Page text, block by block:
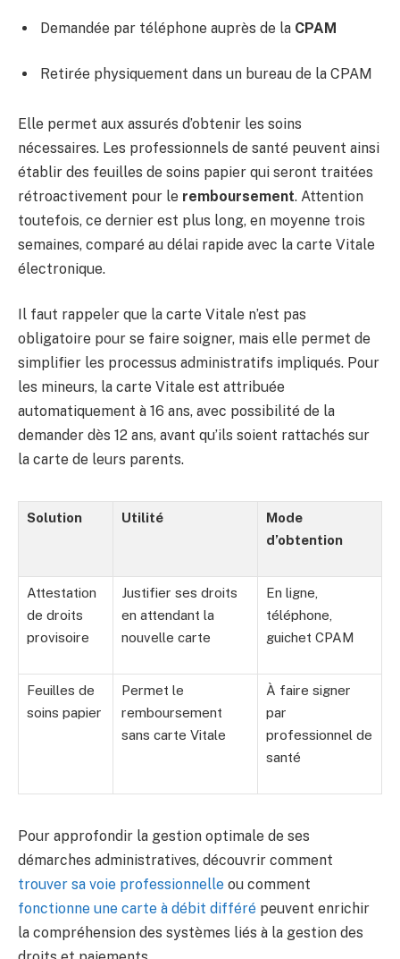
Demandée par téléphone auprès de la CPAM
Retirée physiquement dans un bureau de la CPAM
Elle permet aux assurés d’obtenir les soins
nécessaires. Les professionnels de santé peuvent ainsi
établir des feuilles de soins papier qui seront traitées
rétroactivement pour le remboursement. Attention
toutefois, ce dernier est plus long, en moyenne trois
semaines, comparé au délai rapide avec la carte Vitale
électronique.
Il faut rappeler que la carte Vitale n’est pas
obligatoire pour se faire soigner, mais elle permet de
simplifier les processus administratifs impliqués. Pour
les mineurs, la carte Vitale est attribuée
automatiquement à 16 ans, avec possibilité de la
demander dès 12 ans, avant qu’ils soient rattachés sur
la carte de leurs parents.
Solution Utilité
Mode
d’obtention
Attestation
de droits
provisoire
Justifier ses droits
en attendant la
nouvelle carte
En ligne,
téléphone,
guichet CPAM
Feuilles de
soins papier
Permet le
remboursement
sans carte Vitale
À faire signer
par
professionnel de
santé
Pour approfondir la gestion optimale de ses
démarches administratives, découvrir comment
trouver sa voie professionnelle ou comment
fonctionne une carte à débit différé peuvent enrichir
la compréhension des systèmes liés à la gestion des